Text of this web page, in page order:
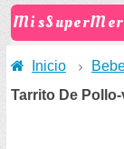
Inicio
Tarrito De